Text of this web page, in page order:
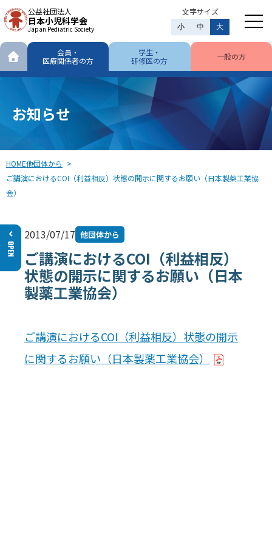
公益社団法人
日本小児科学会
Japan Pediatric Society
文字サイズ
小 中 大
会員・
医療関係者の方
学生・
研修医の方
一般の方
お知らせ
HOME他団体から
ご講演におけるCOI（利益相反）状態の開示に関するお願い（日本製薬工業協
会）
2013/07/17 他団体から
ご講演におけるCOI（利益相反）
状態の開示に関するお願い（日本
製薬工業協会）
ご講演におけるCOI（利益相反）状態の開示
に関するお願い（日本製薬工業協会）